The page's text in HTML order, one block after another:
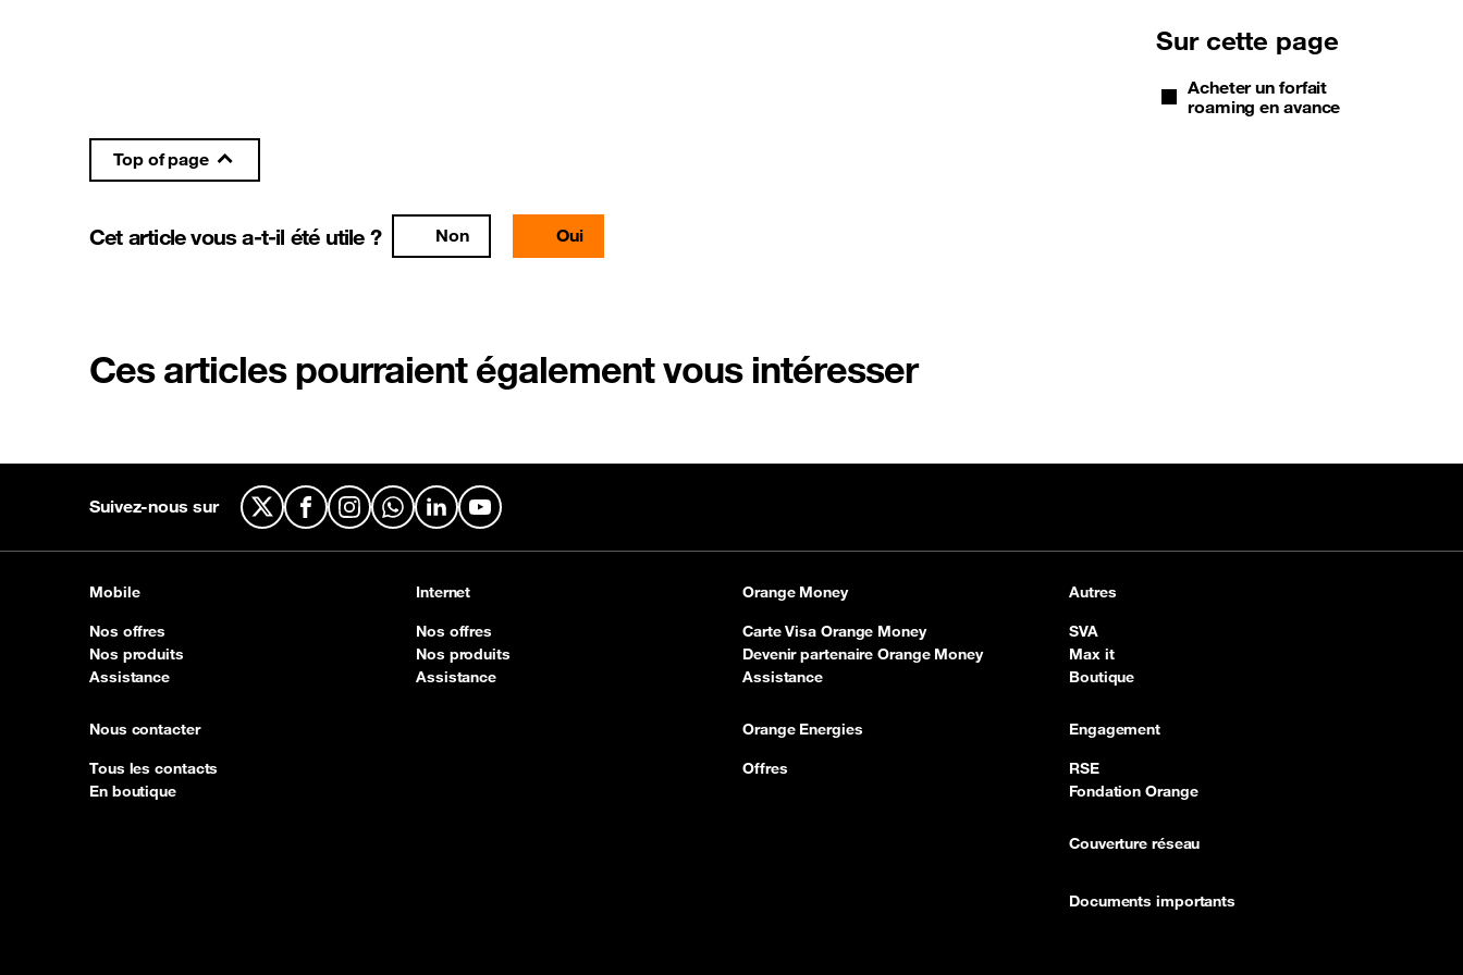
Sur cette page
Acheter un forfait
roaming en avance
Top of page
Cet article vous a-t-il été utile ? Non Oui
Ces articles pourraient également vous intéresser
Suivez-nous sur X FacebookInstagramWhatsApp
LinkedInYouTube
Mobile
Nos offres
Nos produits
Assistance
Nous contacter
Tous les contacts
En boutique
Internet
Nos offres
Nos produits
Assistance
Orange Money
Carte Visa Orange Money
Devenir partenaire Orange Money
Assistance
Orange Energies
Offres
Autres
SVA
Max it
Boutique
Engagement
RSE
Fondation Orange
Couverture réseau
Documents importants